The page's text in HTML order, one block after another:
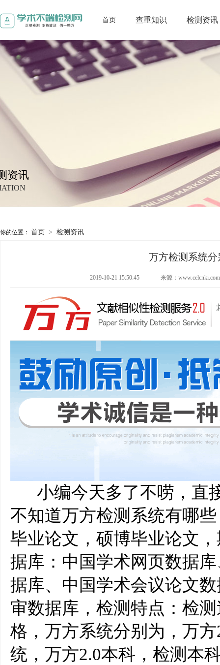
首页 查重知识 检测资讯
资讯
你的位置： 首页 > 检测资讯
万方检测系统
2019-10-21 15:50:45 来源：
小编今天多了不唠，直
不知道万方检测系统有哪
毕业论文，硕博毕业论文
据库：中国学术网页数据
据库、中国学术会议论文
审数据库，检测特点：检
格，万方系统分别为，万
统，万方2.0本科，检测本